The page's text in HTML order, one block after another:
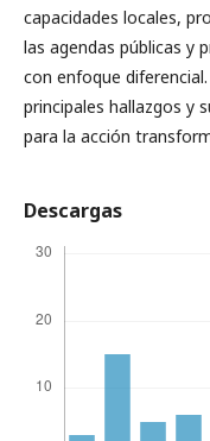
capacidades locales,
las agendas públicas y
con enfoque
principales hallazgos y
para la acción
Descargas